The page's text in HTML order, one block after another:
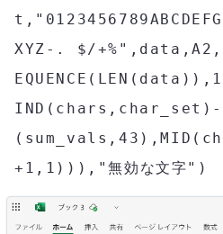
XYZ-. $/
IND(chars,char_set)-
+1,1))),"無効な文字")